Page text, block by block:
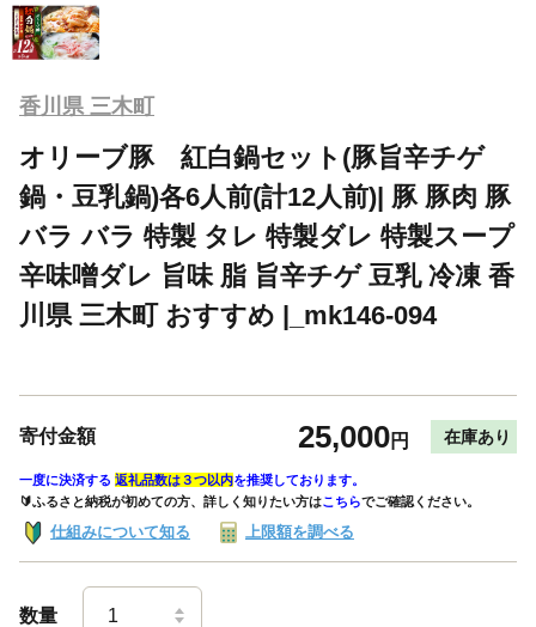
香川県 三木町
オリーブ豚 紅白鍋セット(豚旨辛チゲ
鍋・豆乳鍋)各6人前(計12人前)| 豚 豚肉 豚
バラ バラ 特製 タレ 特製ダレ 特製スープ
辛味噌ダレ 旨味 脂 旨辛チゲ 豆乳 冷凍 香
川県 三木町 おすすめ |_mk146-094
寄付金額 25,000円 在庫あり
一度に決済する 返礼品数は３つ以内を推奨しております。
🔰ふるさと納税が初めての方、詳しく知りたい方はこちらでご確認ください。
仕組みについて知る 上限額を調べる
数量